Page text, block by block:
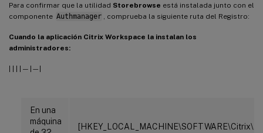
Para confirmar que la utilidad Storebrowse está instalada junto con el
componente Authmanager , comprueba la siguiente ruta del Registro:
Cuando la aplicación Citrix Workspace la instalan los
administradores:
| | | | — |—|
En una
máquina